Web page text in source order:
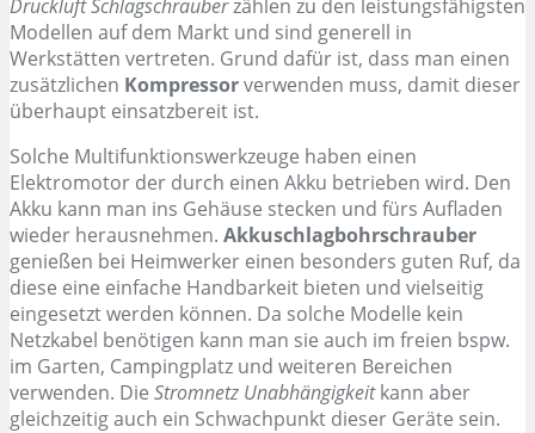
Druckluft Schlagschrauberzählen zu den leistungsfähigsten
Modellen auf dem Markt und sind generell in
Werkstätten vertreten. Grund dafür ist, dass man einen
zusätzlichen Kompressorverwenden muss, damit dieser
überhaupt einsatzbereit ist.
Solche Multifunktionswerkzeuge haben einen
Elektromotor der durch einen Akku betrieben wird. Den
Akku kann man ins Gehäuse stecken und fürs Aufladen
wieder herausnehmen. Akkuschlagbohrschrauber
genießen bei Heimwerker einen besonders guten Ruf, da
diese eine einfache Handbarkeit bieten und vielseitig
eingesetzt werden können. Da solche Modelle kein
Netzkabel benötigen kann man sie auch im freien bspw.
im Garten, Campingplatz und weiteren Bereichen
verwenden. Die Stromnetz Unabhängigkeitkann aber
gleichzeitig auch ein Schwachpunkt dieser Geräte sein.